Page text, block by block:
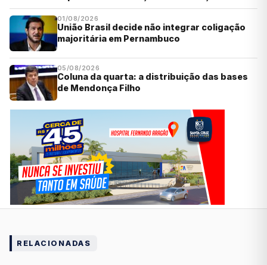
01/08/2026
União Brasil decide não integrar coligação
majoritária em Pernambuco
05/08/2026
Coluna da quarta: a distribuição das bases
de Mendonça Filho
RELACIONADAS